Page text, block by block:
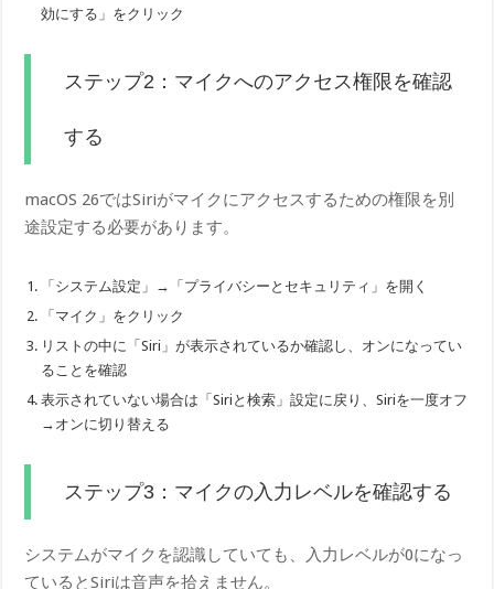
効にする」をクリック
ステップ2：マイクへのアクセス権限を確認
する
macOS 26ではSiriがマイクにアクセスするための権限を別
途設定する必要があります。
「システム設定」→「プライバシーとセキュリティ」を開く
「マイク」をクリック
リストの中に「Siri」が表示されているか確認し、オンになってい
ることを確認
表示されていない場合は「Siriと検索」設定に戻り、Siriを一度オフ
→オンに切り替える
ステップ3：マイクの入力レベルを確認する
システムがマイクを認識していても、入力レベルが0になっ
ているとSiriは音声を拾えません。